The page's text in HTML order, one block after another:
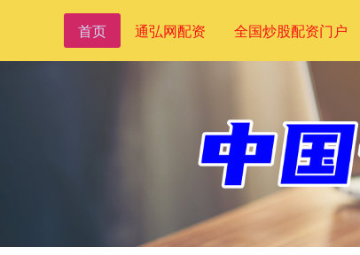
首页 通弘网配资 全国炒股配资门户